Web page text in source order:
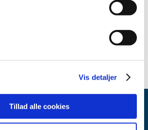
Vis detaljer
Tillad alle cookies